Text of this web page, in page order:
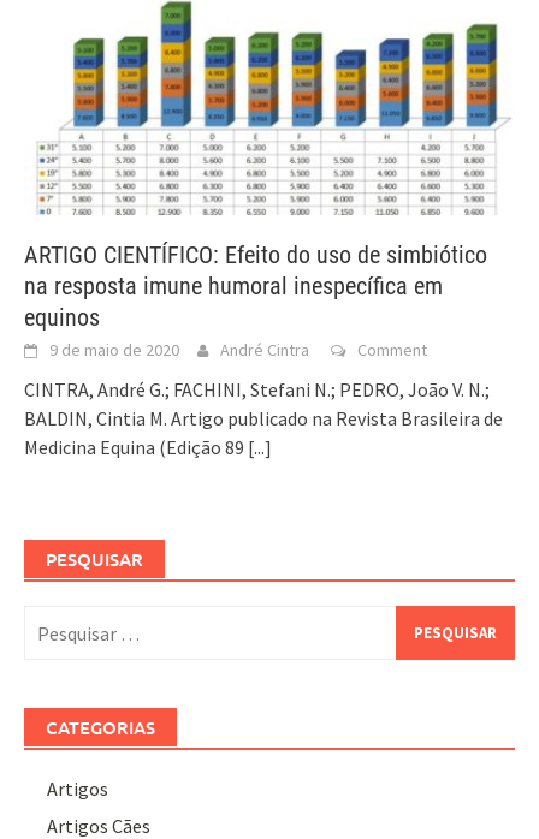
ARTIGO CIENTÍFICO: Efeito do uso de simbiótico
na resposta imune humoral inespecífica em
equinos
9 de maio de 2020 André Cintra Comment
CINTRA, André G.; FACHINI, Stefani N.; PEDRO, João V. N.;
BALDIN, Cintia M. Artigo publicado na Revista Brasileira de
Medicina Equina (Edição 89 [...]
PESQUISAR
por:
CATEGORIAS
Artigos
Artigos Cães